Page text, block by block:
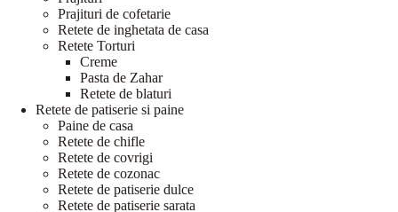
Prajituri de cofetarie
Retete de inghetata de casa
Retete Torturi
Creme
Pasta de Zahar
Retete de blaturi
Retete de patiserie si paine
Paine de casa
Retete de chifle
Retete de covrigi
Retete de cozonac
Retete de patiserie dulce
Retete de patiserie sarata